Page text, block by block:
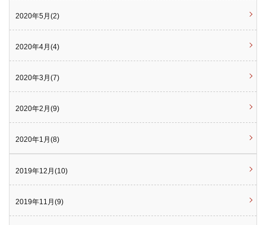
2020年5月(2)
2020年4月(4)
2020年3月(7)
2020年2月(9)
2020年1月(8)
2019年12月(10)
2019年11月(9)